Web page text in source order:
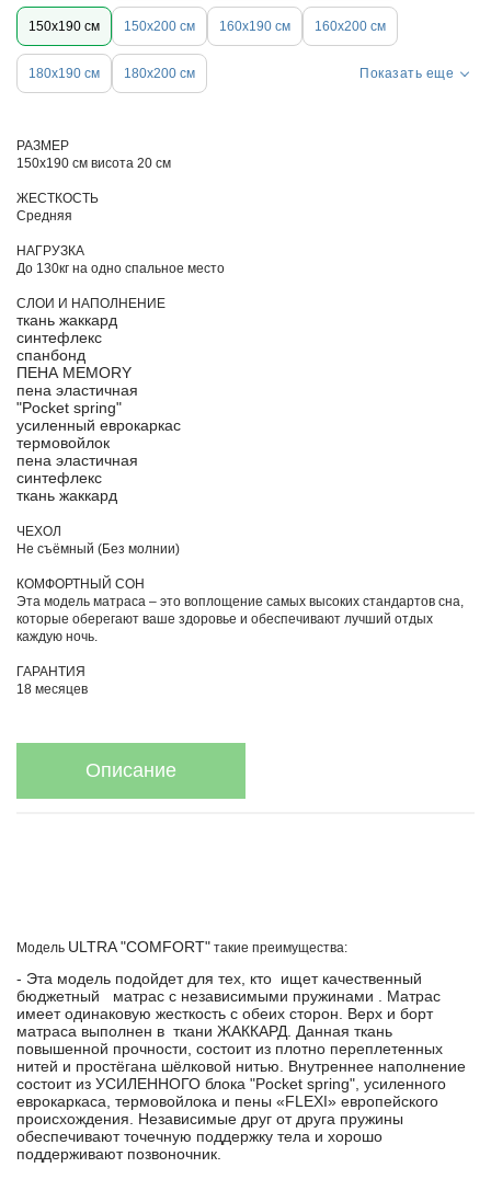
150х190 см 150х200 см 160х190 см 160х200 см
180х190 см 180х200 см Показать еще
РАЗМЕР
150х190 см висота 20 см
ЖЕСТКОСТЬ
Средняя
НАГРУЗКА
До 130кг на одно спальное место
СЛОИ И НАПОЛНЕНИЕ
ткань жаккард
синтефлекс
спанбонд
ПЕНА MEMORY
пена эластичная
"Pocket spring"
усиленный еврокаркас
термовойлок
пена эластичная
синтефлекс
ткань жаккард
ЧЕХОЛ
Не съёмный (Без молнии)
КОМФОРТНЫЙ СОН
Эта модель матраса – это воплощение самых высоких стандартов сна,
которые оберегают ваше здоровье и обеспечивают лучший отдых
каждую ночь.
ГАРАНТИЯ
18 месяцев
Описание
Модель ULTRA "COMFORT" такие преимущества:
- Эта модель подойдет для тех, кто ищет качественный
бюджетный матрас с независимыми пружинами . Матрас
имеет одинаковую жесткость с обеих сторон. Верх и борт
матраса выполнен в ткани ЖАККАРД. Данная ткань
повышенной прочности, состоит из плотно переплетенных
нитей и простёгана шёлковой нитью. Внутреннее наполнение
состоит из УСИЛЕННОГО блока "Pocket spring", усиленного
еврокаркаса, термовойлока и пены «FLEXI» европейского
происхождения. Независимые друг от друга пружины
обеспечивают точечную поддержку тела и хорошо
поддерживают позвоночник.